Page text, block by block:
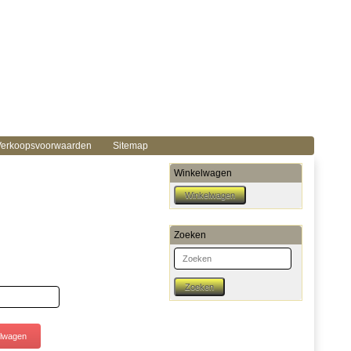
Sitemap
Winkelwagen
Zoeken
Zoeken